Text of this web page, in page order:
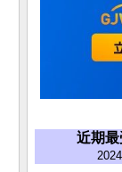
近期